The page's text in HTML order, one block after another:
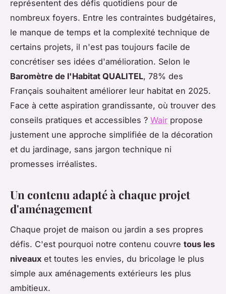
représentent des défis quotidiens pour de
nombreux foyers. Entre les contraintes budgétaires,
le manque de temps et la complexité technique de
certains projets, il n'est pas toujours facile de
concrétiser ses idées d'amélioration. Selon le
Baromètre de l'Habitat QUALITEL, 78% des
Français souhaitent améliorer leur habitat en 2025.
Face à cette aspiration grandissante, où trouver des
conseils pratiques et accessibles ? Wair propose
justement une approche simplifiée de la décoration
et du jardinage, sans jargon technique ni
promesses irréalistes.
Un contenu adapté à chaque projet
d'aménagement
Chaque projet de maison ou jardin a ses propres
défis. C'est pourquoi notre contenu couvre tous les
niveaux et toutes les envies, du bricolage le plus
simple aux aménagements extérieurs les plus
ambitieux.